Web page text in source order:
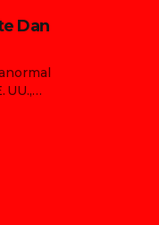
Dan
la
UU.,